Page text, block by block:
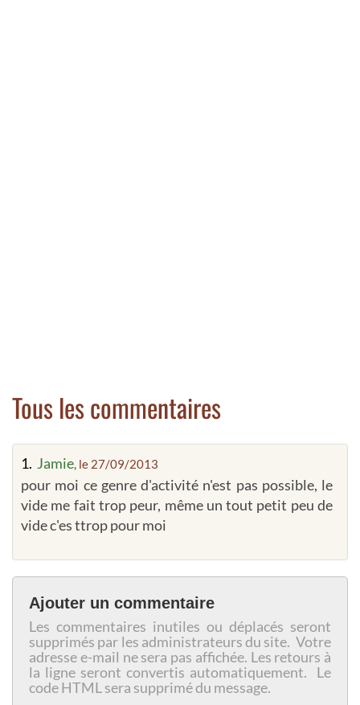
Tous les commentaires
1. Jamie, le 27/09/2013
pour moi ce genre d'activité n'est pas possible, le
vide me fait trop peur, même un tout petit peu de
vide c'es ttrop pour moi
Ajouter un commentaire
Les commentaires inutiles ou déplacés seront
supprimés par les administrateurs du site. Votre
adresse e-mail ne sera pas affichée. Les retours à
la ligne seront convertis automatiquement. Le
code HTML sera supprimé du message.